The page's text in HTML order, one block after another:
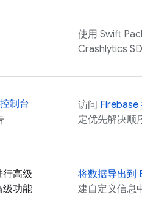
使用 Swift
Crashlytics
控制台
访问 Firebase
定优先解决顺
行高级
级功能
将数据导出到
建自定义信息